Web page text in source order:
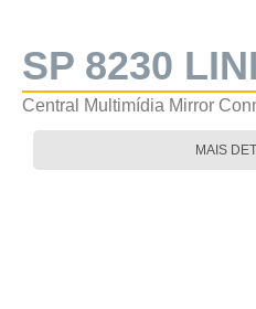
SP 8230
Central Multimídia Mirror
MAIS